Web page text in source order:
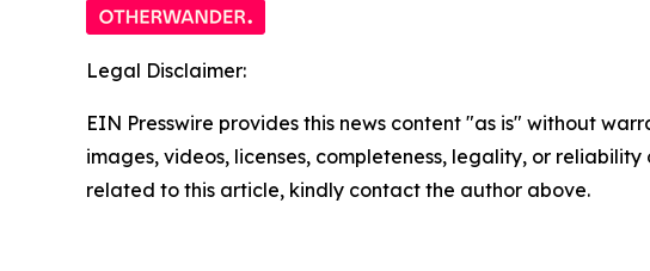
Legal Disclaimer:
EIN Presswire provides this news content "as is" without
images, videos, licenses, completeness, legality, or
related to this article, kindly contact the author above.